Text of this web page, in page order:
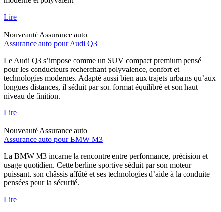
Lire
Nouveauté Assurance auto
Assurance auto pour Audi Q3
Le Audi Q3 s’impose comme un SUV compact premium pensé
pour les conducteurs recherchant polyvalence, confort et
technologies modernes. Adapté aussi bien aux trajets urbains qu’aux
longues distances, il séduit par son format équilibré et son haut
niveau de finition.
Lire
Nouveauté Assurance auto
Assurance auto pour BMW M3
La BMW M3 incarne la rencontre entre performance, précision et
usage quotidien. Cette berline sportive séduit par son moteur
puissant, son châssis affûté et ses technologies d’aide à la conduite
pensées pour la sécurité.
Lire